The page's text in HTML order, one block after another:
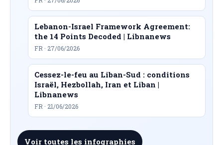
Lebanon-Israel Framework Agreement:
the 14 Points Decoded | Libnanews
FR · 27/06/2026
Cessez-le-feu au Liban-Sud : conditions
Israël, Hezbollah, Iran et Liban |
Libnanews
FR · 21/06/2026
Voir toutes les infographies